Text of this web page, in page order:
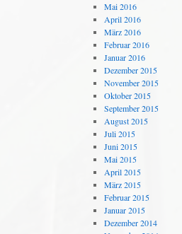
Mai 2016
April 2016
März 2016
Februar 2016
Januar 2016
Dezember 2015
November 2015
Oktober 2015
September 2015
August 2015
Juli 2015
Juni 2015
Mai 2015
April 2015
März 2015
Februar 2015
Januar 2015
Dezember 2014